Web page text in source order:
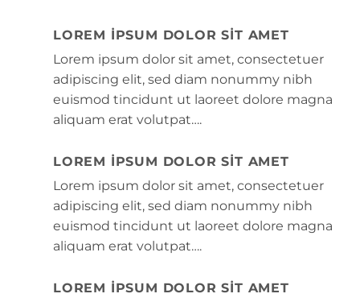
LOREM IPSUM DOLOR SIT AMET
Lorem ipsum dolor sit amet, consectetuer
adipiscing elit, sed diam nonummy nibh
euismod tincidunt ut laoreet dolore magna
aliquam erat volutpat….
LOREM IPSUM DOLOR SIT AMET
Lorem ipsum dolor sit amet, consectetuer
adipiscing elit, sed diam nonummy nibh
euismod tincidunt ut laoreet dolore magna
aliquam erat volutpat….
LOREM IPSUM DOLOR SIT AMET